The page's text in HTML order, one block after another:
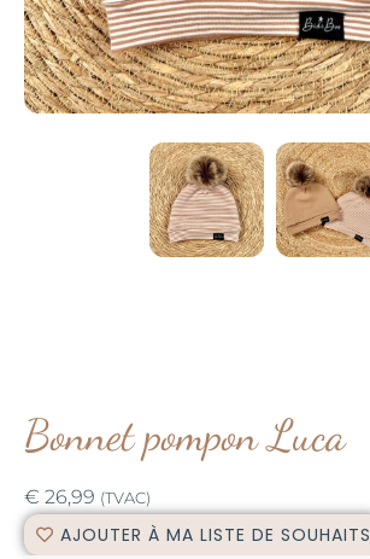
Bonnet pompon Luca
€ 26,99 (TVAC)
AJOUTER À MA LISTE DE SOUHAITS